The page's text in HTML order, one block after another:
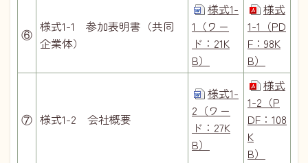
⑥ 様式1-1 参加表明書（共同
企業体）
様式1-
1（ワー
ド：21K
B）
様式
1-1（PD
F：98K
B）
⑦ 様式1-2 会社概要
様式1-
2（ワー
ド：27K
B）
様式
1-2（P
DF：108
K
B）